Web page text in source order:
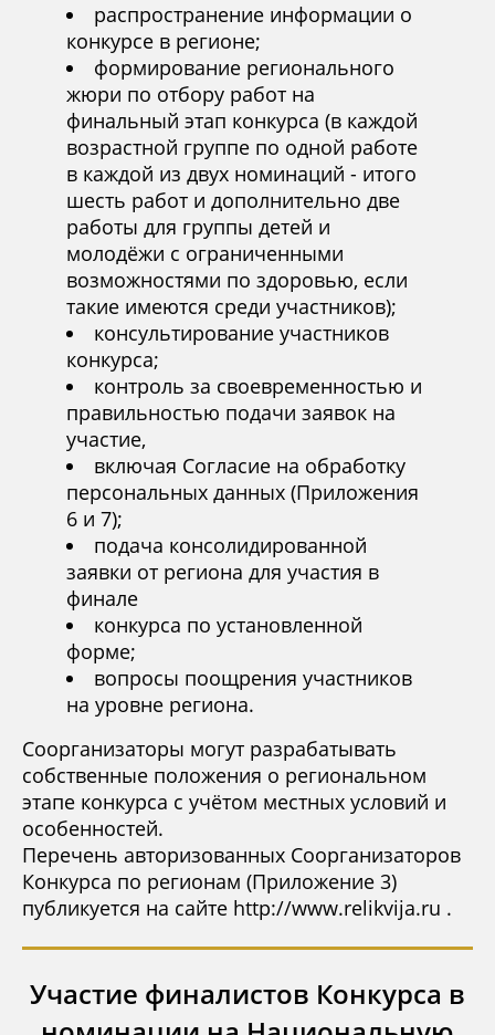
распространение информации о
конкурсе в регионе;
формирование регионального
жюри по отбору работ на
финальный этап конкурса (в каждой
возрастной группе по одной работе
в каждой из двух номинаций - итого
шесть работ и дополнительно две
работы для группы детей и
молодёжи с ограниченными
возможностями по здоровью, если
такие имеются среди участников);
консультирование участников
конкурса;
контроль за своевременностью и
правильностью подачи заявок на
участие,
включая Согласие на обработку
персональных данных (Приложения
6 и 7);
подача консолидированной
заявки от региона для участия в
финале
конкурса по установленной
форме;
вопросы поощрения участников
на уровне региона.
Соорганизаторы могут разрабатывать
собственные положения о региональном
этапе конкурса с учётом местных условий и
особенностей.
Перечень авторизованных Соорганизаторов
Конкурса по регионам (Приложение 3)
публикуется на сайте http://www.relikvija.ru .
Участие финалистов Конкурса в